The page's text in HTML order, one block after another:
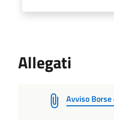
Allegati
Avviso